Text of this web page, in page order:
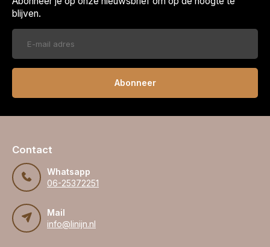
blijven.
Abonneer
Contact
Whatsapp
06-25372251
Mail
info@linijn.nl